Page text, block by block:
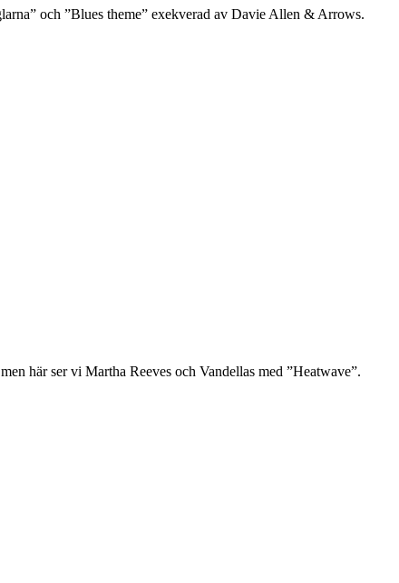
och ”Blues theme” exekverad av Davie Allen & Arrows.
här ser vi Martha Reeves och Vandellas med ”Heatwave”.